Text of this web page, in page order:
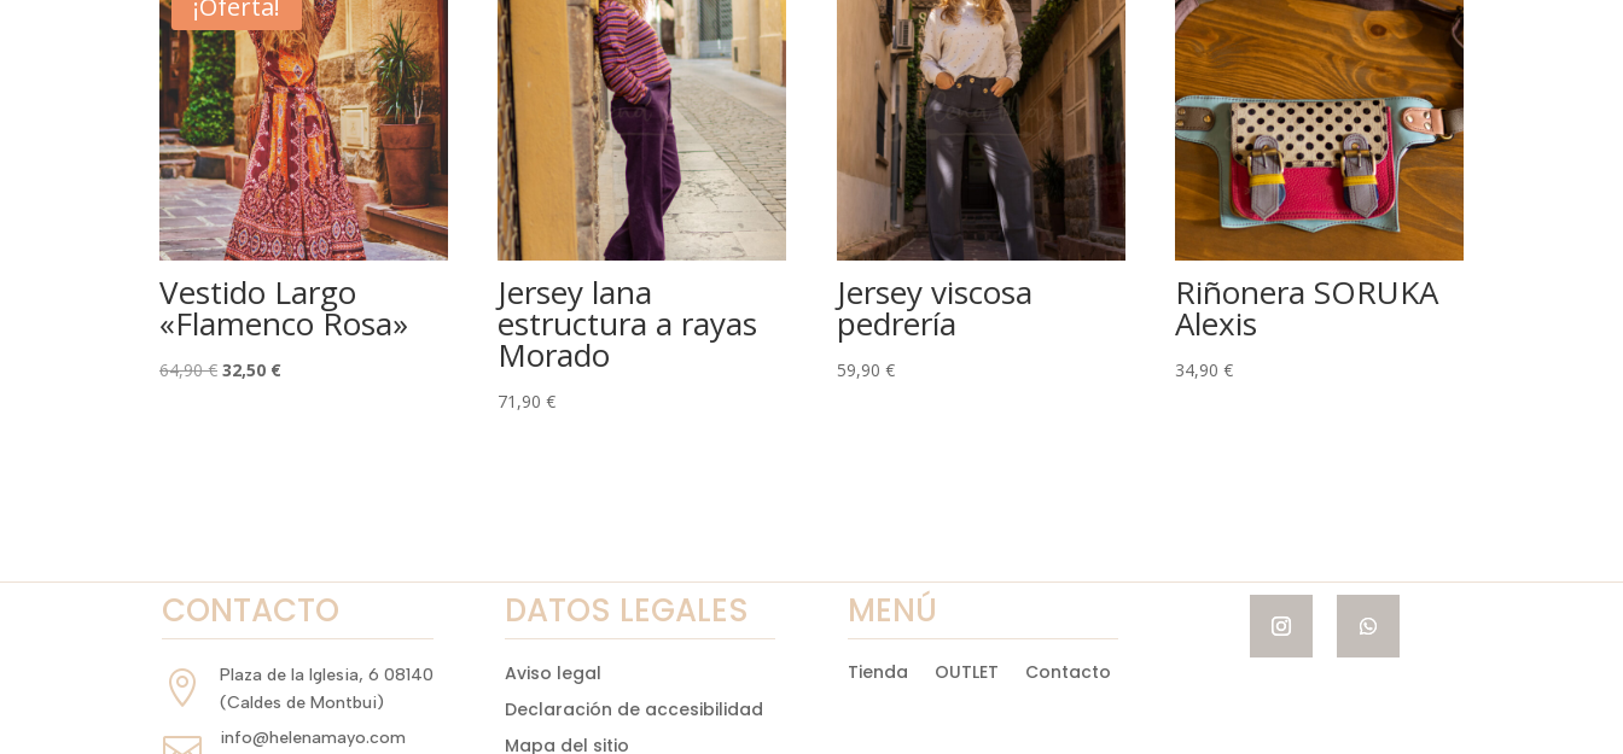
Vestido Largo
«Flamenco Rosa»
64,90€ El
32,50 €El
Jersey lana
estructura a rayas
Morado
71,90€
Jersey viscosa
pedrería
59,90 €
Riñonera SORUKA
Alexis
34,90 €
CONTACTO

Plaza de la Iglesia, 6 08140
(Caldes de Montbui)
info@helenamayo.com
DATOS LEGALES
Aviso legal
Declaración de accesibilidad
Mapa del sitio
MENÚ
Tienda OUTLET Contacto